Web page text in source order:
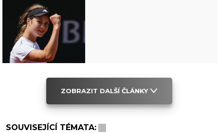
ZOBRAZIT DALŠÍ ČLÁNKY
SOUVISEJÍCÍ TÉMATA: